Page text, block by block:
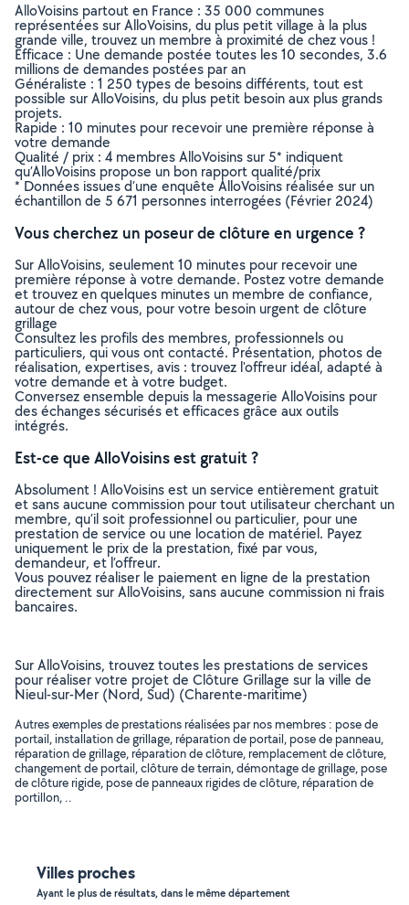
AlloVoisins partout en France : 35 000 communes
représentées sur AlloVoisins, du plus petit village à la plus
grande ville, trouvez un membre à proximité de chez vous !
Efficace : Une demande postée toutes les 10 secondes, 3.6
millions de demandes postées par an
Généraliste : 1 250 types de besoins différents, tout est
possible sur AlloVoisins, du plus petit besoin aux plus grands
projets.
Rapide : 10 minutes pour recevoir une première réponse à
votre demande
Qualité / prix : 4 membres AlloVoisins sur 5* indiquent
qu’AlloVoisins propose un bon rapport qualité/prix
* Données issues d’une enquête AlloVoisins réalisée sur un
échantillon de 5 671 personnes interrogées (Février 2024)
Vous cherchez un poseur de clôture en urgence ?
Sur AlloVoisins, seulement 10 minutes pour recevoir une
première réponse à votre demande. Postez votre demande
et trouvez en quelques minutes un membre de confiance,
autour de chez vous, pour votre besoin urgent de clôture
grillage
Consultez les profils des membres, professionnels ou
particuliers, qui vous ont contacté. Présentation, photos de
réalisation, expertises, avis : trouvez l'offreur idéal, adapté à
votre demande et à votre budget.
Conversez ensemble depuis la messagerie AlloVoisins pour
des échanges sécurisés et efficaces grâce aux outils
intégrés.
Est-ce que AlloVoisins est gratuit ?
Absolument ! AlloVoisins est un service entièrement gratuit
et sans aucune commission pour tout utilisateur cherchant un
membre, qu’il soit professionnel ou particulier, pour une
prestation de service ou une location de matériel. Payez
uniquement le prix de la prestation, fixé par vous,
demandeur, et l’offreur.
Vous pouvez réaliser le paiement en ligne de la prestation
directement sur AlloVoisins, sans aucune commission ni frais
bancaires.
Sur AlloVoisins, trouvez toutes les prestations de services
pour réaliser votre projet de Clôture Grillage sur la ville de
Nieul-sur-Mer (Nord, Sud) (Charente-maritime)
Autres exemples de prestations réalisées par nos membres : pose de
portail, installation de grillage, réparation de portail, pose de panneau,
réparation de grillage, réparation de clôture, remplacement de clôture,
changement de portail, clôture de terrain, démontage de grillage, pose
de clôture rigide, pose de panneaux rigides de clôture, réparation de
portillon, ..
Villes proches
Ayant le plus de résultats, dans le même département